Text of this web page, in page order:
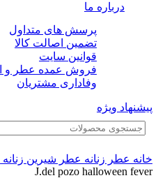
درباره ما
پرسش های متداول
تضمین اصالت کالا
قوانین سایت
فروش عمده عطر و
وفاداری مشتریان
پیشنهاد ویژه
خانه عطر زنانه عطر شیرین زنانه
J.del pozo halloween fever